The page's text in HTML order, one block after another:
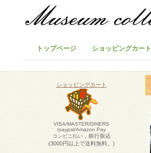
トップページ ショッピングカート
ショッピングカート
VISA/MASTER/DINERS
/paypal/Amazon Pay
コンビニ払い，銀行振込
(3000円以上で送料無料。)